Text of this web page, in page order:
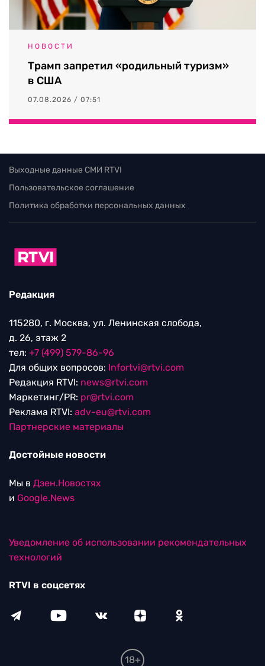
НОВОСТИ
Трамп запретил «родильный туризм»
в США
07.08.2026 / 07:51
Выходные данные СМИ RTVI
Пользовательское соглашение
Политика обработки персональных данных
Редакция
115280, г. Москва, ул. Ленинская слобода,
д. 26, этаж 2
тел: +7 (499) 579-86-96
Для общих вопросов: Infortvi@rtvi.com
Редакция RTVI: news@rtvi.com
Маркетинг/PR: pr@rtvi.com
Реклама RTVI: adv-eu@rtvi.com
Партнерские материалы
Достойные новости
Мы в Дзен.Новостях
и Google.News
Уведомление об использовании рекомендательных
технологий
RTVI в соцсетях
18+